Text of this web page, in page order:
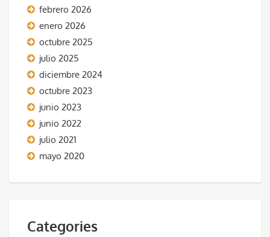
febrero 2026
enero 2026
octubre 2025
julio 2025
diciembre 2024
octubre 2023
junio 2023
junio 2022
julio 2021
mayo 2020
Categories